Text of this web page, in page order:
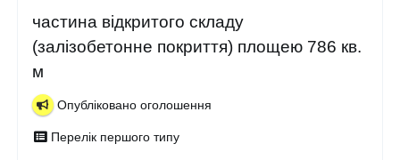
частина відкритого складу
(залізобетонне покриття) площею 786 кв.
м
Опубліковано оголошення
Перелік першого типу